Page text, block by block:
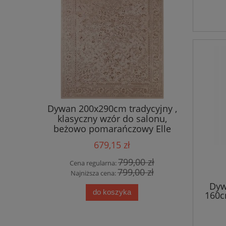
Dywan 200x290cm tradycyjny ,
klasyczny wzór do salonu,
beżowo pomarańczowy Elle
Decor Machasi
679,15 zł
Cena regularna:799,00 zł
Najniższa cena:799,00 zł
do koszyka